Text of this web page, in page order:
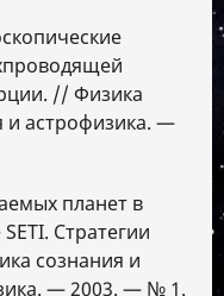
// Физика
и астрофизика. —
планет в
Стратегии
сознания и
— 2003. — № 1.